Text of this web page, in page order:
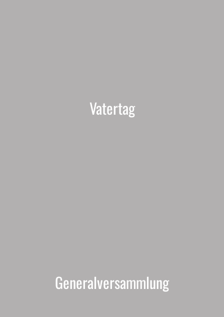
Vatertag
Generalversammlung